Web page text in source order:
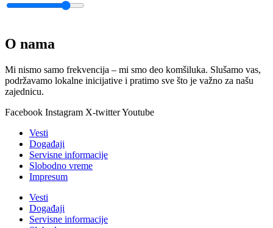
O nama
Mi nismo samo frekvencija – mi smo deo komšiluka. Slušamo vas,
podržavamo lokalne inicijative i pratimo sve što je važno za našu
zajednicu.
Facebook Instagram X-twitterYoutube
Vesti
Događaji
Servisne informacije
Slobodno vreme
Impresum
Vesti
Događaji
Servisne informacije